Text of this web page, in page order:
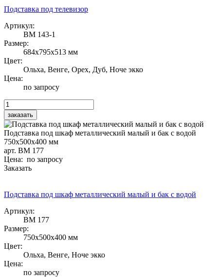
Подставка под телевизор
Артикул:
ВМ 143-1
Размер:
684х795х513 мм
Цвет:
Ольха, Венге, Орех, Дуб, Ноче экко
Цена:
по запросу
Подставка под шкаф металлический малый и бак с водой
750х500х400 мм
арт. ВМ 177
Цена: по запросу
Заказать
Подставка под шкаф металлический малый и бак с водой
Артикул:
ВМ 177
Размер:
750х500х400 мм
Цвет:
Ольха, Венге, Ноче экко
Цена:
по запросу